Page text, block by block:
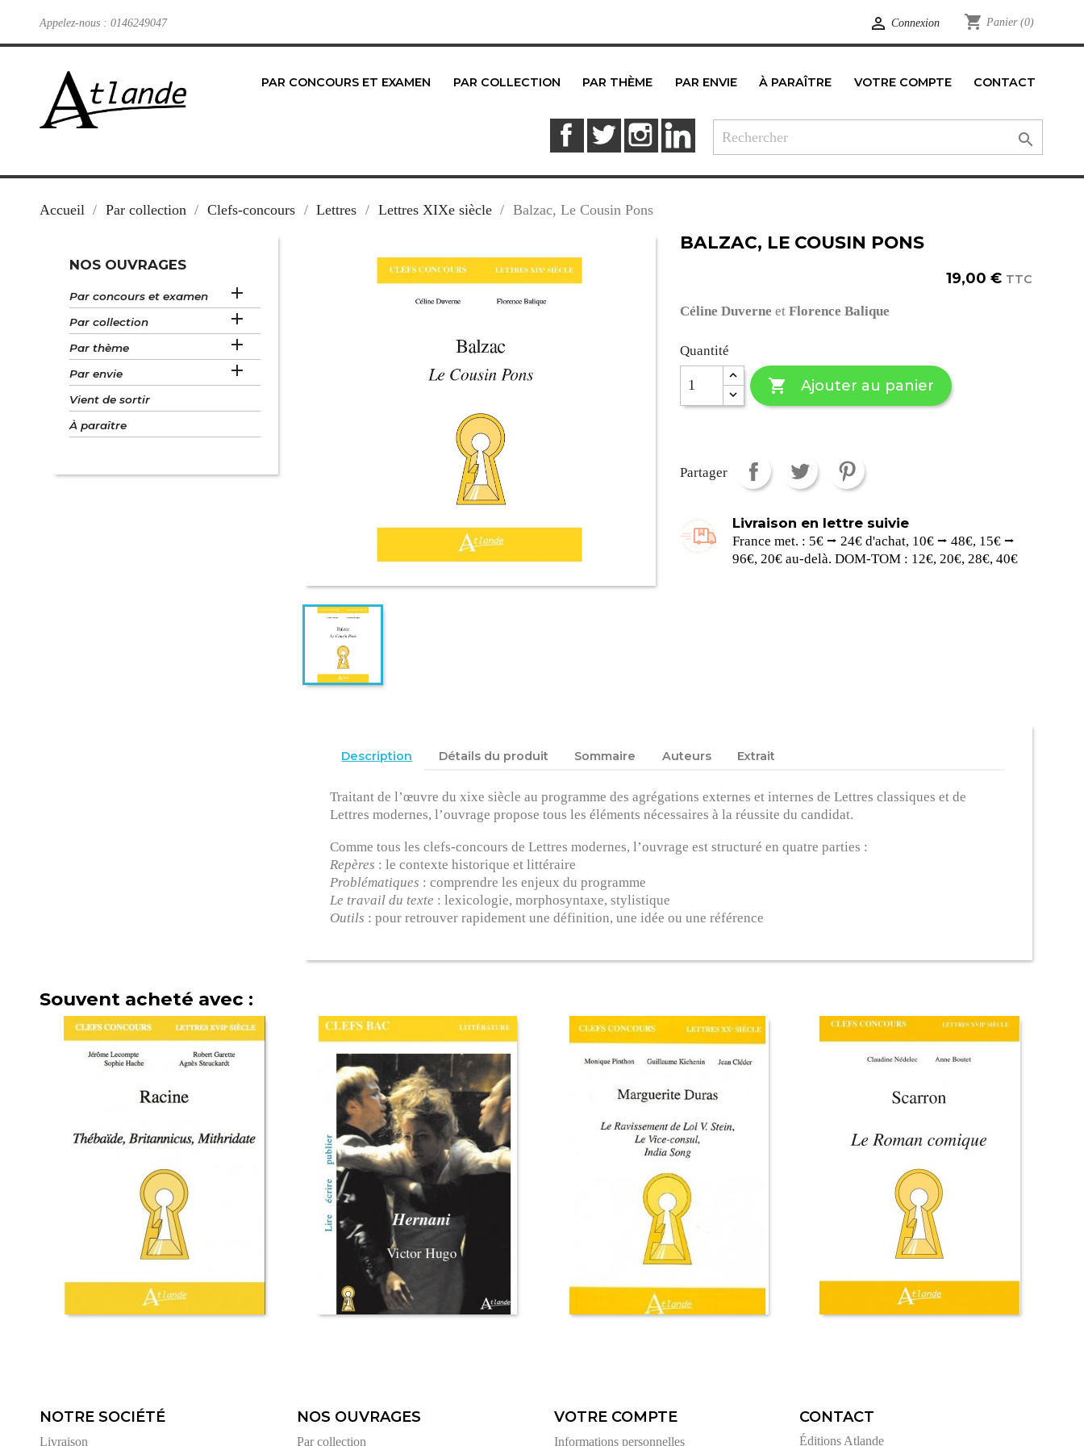
Appelez-nous : 0146249047  Connexion shopping_cart Panier (0)
PAR CONCOURS ET EXAMEN PAR COLLECTION PAR THÈME PAR ENVIE À PARAÎTRE VOTRE COMPTE CONTACT
FacebookTwitter Instagram

Accueil Par collection Clefs-concours Lettres Lettres XIXe siècle Balzac, Le Cousin Pons
NOS OUVRAGES
Par concours et examen 
Par collection 
Par thème 
Par envie 
Vient de sortir
À paraître
BALZAC, LE COUSIN PONS
19,00 € TTC
Céline Duverne et Florence Balique
Quantité
 Ajouter au panier
Partager
Livraison en lettre suivie
France met. : 5€ ⭢ 24€ d'achat, 10€ ⭢ 48€, 15€ ⭢
96€, 20€ au-delà. DOM-TOM : 12€, 20€, 28€, 40€
Description Détails du produit Sommaire Auteurs Extrait
Traitant de l’œuvre du xixe siècle au programme des agrégations externes et internes de Lettres classiques et de
Lettres modernes, l’ouvrage propose tous les éléments nécessaires à la réussite du candidat.
Comme tous les clefs-concours de Lettres modernes, l’ouvrage est structuré en quatre parties :
Repères : le contexte historique et littéraire
Problématiques : comprendre les enjeux du programme
Le travail du texte : lexicologie, morphosyntaxe, stylistique
Outils : pour retrouver rapidement une définition, une idée ou une référence
Souvent acheté avec :
NOTRE SOCIÉTÉ
Livraison
NOS OUVRAGES
Par collection
VOTRE COMPTE
Informations personnelles
CONTACT
Éditions Atlande